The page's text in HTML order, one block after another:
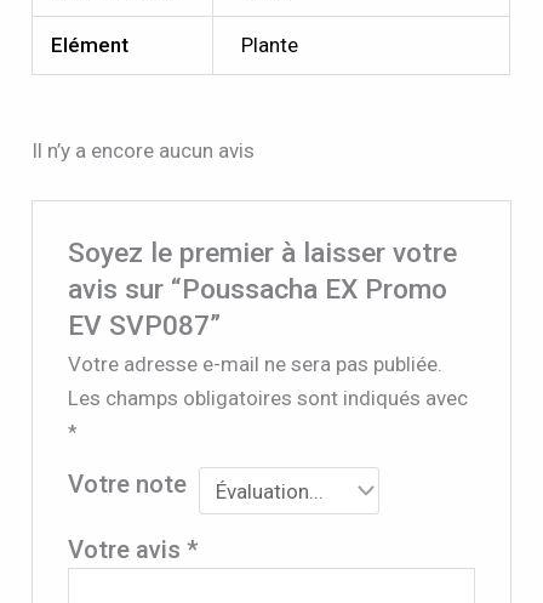
Elément Plante
Il n’y a encore aucun avis
Soyez le premier à laisser votre
avis sur “Poussacha EX Promo
EV SVP087”
Votre adresse e-mail ne sera pas publiée.
Les champs obligatoires sont indiqués avec
*
Votre note
Votre avis *